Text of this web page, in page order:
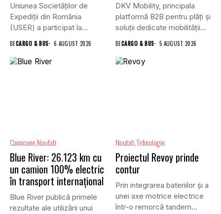
Uniunea Societăților de
Expediții din România
(USER) a participat la
DECARGO & BUS 6 AUGUST 2026
DKV Mobility, principala
platformă B2B pentru plăți și
soluții dedicate mobilității
DECARGO & BUS 5 AUGUST 2026
Camioane Noutati
Blue River: 26.123 km cu
un camion 100% electric
în transport internațional
Blue River publică primele
rezultate ale utilizării unui
NoutatiTehnologie
Proiectul Revoy prinde
contur
Prin integrarea bateriilor și a
unei axe motrice electrice
într-o remorcă tandem...